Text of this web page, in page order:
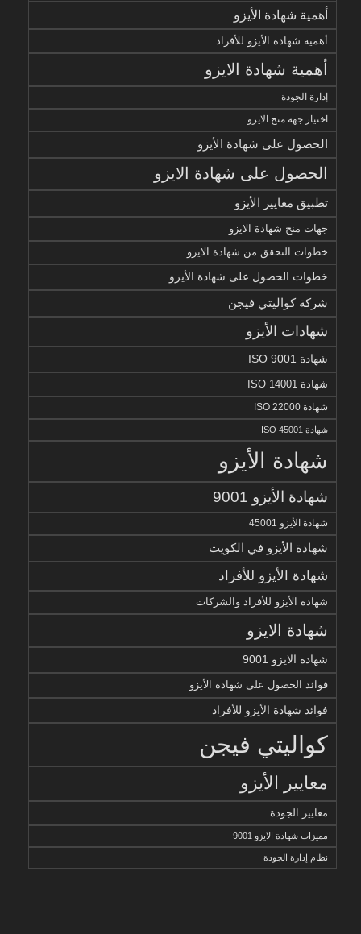
أهمية شهادة الأيزو
أهمية شهادة الأيزو للأفراد
أهمية شهادة الايزو
إدارة الجودة
اختيار جهة منح الايزو
الحصول على شهادة الأيزو
الحصول على شهادة الايزو
تطبيق معايير الأيزو
جهات منح شهادة الايزو
خطوات التحقق من شهادة الايزو
خطوات الحصول على شهادة الأيزو
شركة كواليتي فيجن
شهادات الأيزو
شهادة ISO 9001
شهادة ISO 14001
شهادة ISO 22000
شهادة ISO 45001
شهادة الأيزو
شهادة الأيزو 9001
شهادة الأيزو 45001
شهادة الأيزو في الكويت
شهادة الأيزو للأفراد
شهادة الأيزو للأفراد والشركات
شهادة الايزو
شهادة الايزو 9001
فوائد الحصول على شهادة الأيزو
فوائد شهادة الأيزو للأفراد
كواليتي فيجن
معايير الأيزو
معايير الجودة
مميزات شهادة الايزو 9001
نظام إدارة الجودة